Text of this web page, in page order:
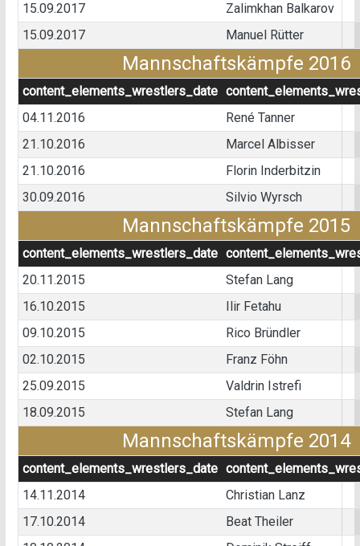
15.09.2017
Zalimkhan Balkarov
15.09.2017
Manuel Rütter
Mannschaftskämpfe 2016
content_elements_wrestlers_date
04.11.2016
René Tanner
21.10.2016
Marcel Albisser
21.10.2016
Florin Inderbitzin
30.09.2016
Silvio Wyrsch
Mannschaftskämpfe 2015
content_elements_wrestlers_date
20.11.2015
Stefan Lang
16.10.2015
Ilir Fetahu
09.10.2015
Rico Bründler
02.10.2015
Franz Föhn
25.09.2015
Valdrin Istrefi
18.09.2015
Stefan Lang
Mannschaftskämpfe 2014
content_elements_wrestlers_date
14.11.2014
Christian Lanz
17.10.2014
Beat Theiler